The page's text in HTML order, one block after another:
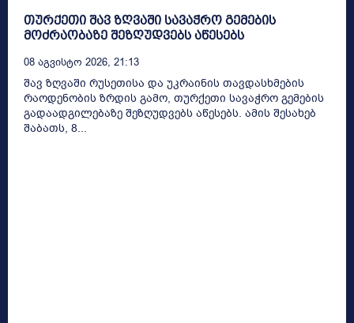
თურქეთი შავ ზღვაში სავაჭრო გემების
მოძრაობაზე შეზღუდვებს აწესებს
08 Აგვისტო 2026, 21:13
შავ ზღვაში რუსეთისა და უკრაინის თავდასხმების
რაოდენობის ზრდის გამო, თურქეთი სავაჭრო გემების
გადაადგილებაზე შეზღუდვებს აწესებს. ამის შესახებ
შაბათს, 8...